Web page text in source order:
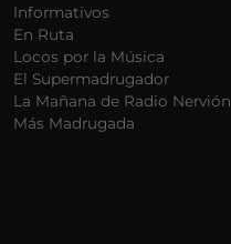
Informativos
En Ruta
Locos por la Música
El Supermadrugador
La Mañana de Radio Nervión
Más Madrugada